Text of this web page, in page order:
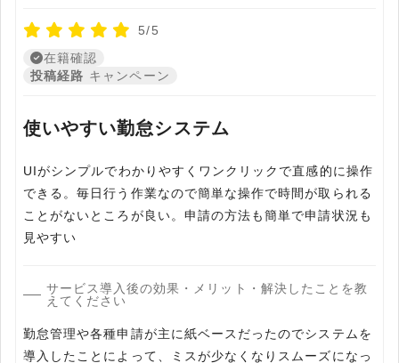
5/5
在籍確認
投稿経路 キャンペーン
使いやすい勤怠システム
UIがシンプルでわかりやすくワンクリックで直感的に操作
できる。毎日行う作業なので簡単な操作で時間が取られる
ことがないところが良い。申請の方法も簡単で申請状況も
サービス導入後の効果・メリット・解決したことを教
えてください
勤怠管理や各種申請が主に紙ベースだったのでシステムを
導入したことによって、ミスが少なくなりスムーズになっ